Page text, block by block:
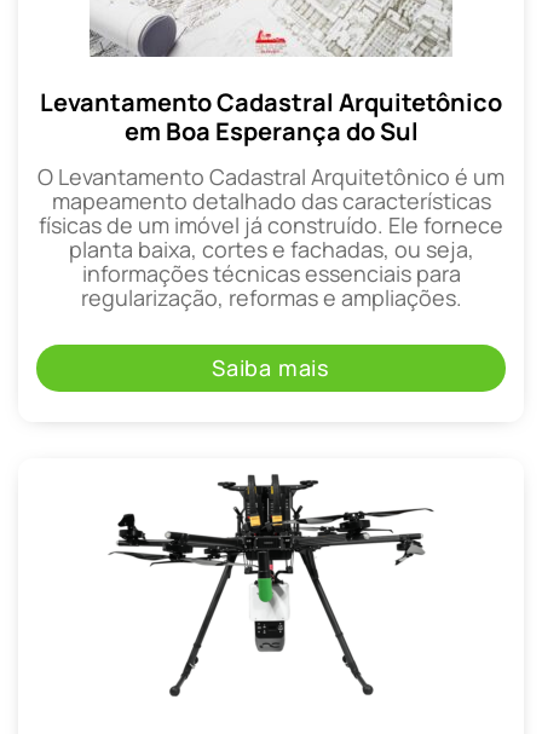
Levantamento Cadastral Arquitetônico
em Boa Esperança do Sul
O Levantamento Cadastral Arquitetônico é um
mapeamento detalhado das características
físicas de um imóvel já construído. Ele fornece
planta baixa, cortes e fachadas, ou seja,
informações técnicas essenciais para
regularização, reformas e ampliações.
Saiba mais